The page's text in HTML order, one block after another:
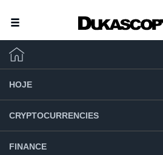
HOJE
CRYPTOCURRENCIES
FINANCE